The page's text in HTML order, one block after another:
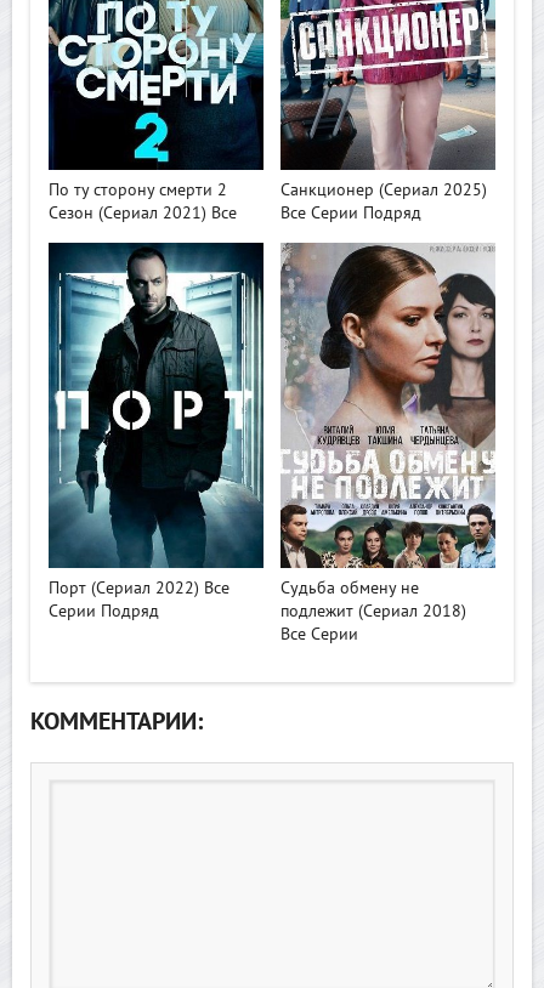
По ту сторону смерти 2
Сезон (Сериал 2021) Все
Санкционер (Сериал 2025)
Все Серии Подряд
Порт (Сериал 2022) Все
Серии Подряд
>
Судьба обмену не
подлежит (Сериал 2018)
Все Серии
КОММЕНТАРИИ: